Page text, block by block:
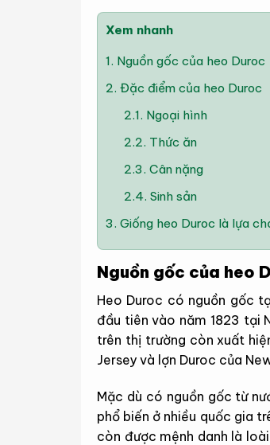
Xem nhanh
1. Nguồn gốc của heo Duroc
2. Đặc điểm của heo Duroc
2.1. Ngoại hình
2.2. Thức ăn
2.3. Cân nặng
2.4. Sinh sản
3. Giống heo Duroc là lựa
Nguồn gốc của heo
Heo Duroc có nguồn gốc
đầu tiên vào năm 1823 tại
trên thị trường còn xuất
Jersey và lợn Duroc của
Mặc dù có nguồn gốc từ
phổ biến ở nhiều quốc gia
còn được mệnh danh là